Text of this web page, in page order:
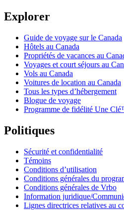
Explorer
Guide de voyage sur le Canada
Hôtels au Canada
Propriétés de vacances au
Voyages et court séjours au
Vols au Canada
Voitures de location au Canada
Tous les types d’hébergement
Blogue de voyage
Programme de fidélité Une
Politiques
Sécurité et confidentialité
Témoins
Conditions d’utilisation
Conditions générales du
Conditions générales de Vrbo
Information juridique/
Lignes directrices relatives au